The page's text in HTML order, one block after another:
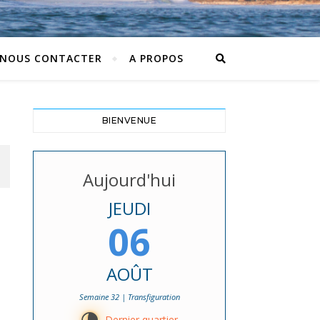
NOUS CONTACTER A PROPOS
BIENVENUE
Aujourd'hui
JEUDI
06
AOÛT
Semaine 32 | Transfiguration